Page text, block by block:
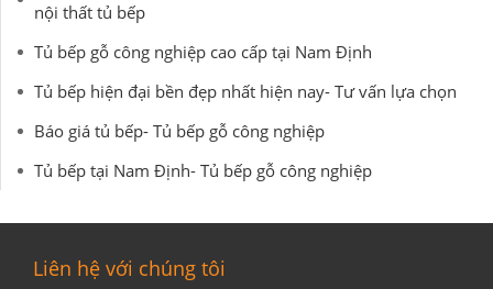
nội thất tủ bếp
Tủ bếp gỗ công nghiệp cao cấp tại Nam Định
Tủ bếp hiện đại bền đẹp nhất hiện nay- Tư vấn lựa chọn
Báo giá tủ bếp- Tủ bếp gỗ công nghiệp
Tủ bếp tại Nam Định- Tủ bếp gỗ công nghiệp
Liên hệ với chúng tôi